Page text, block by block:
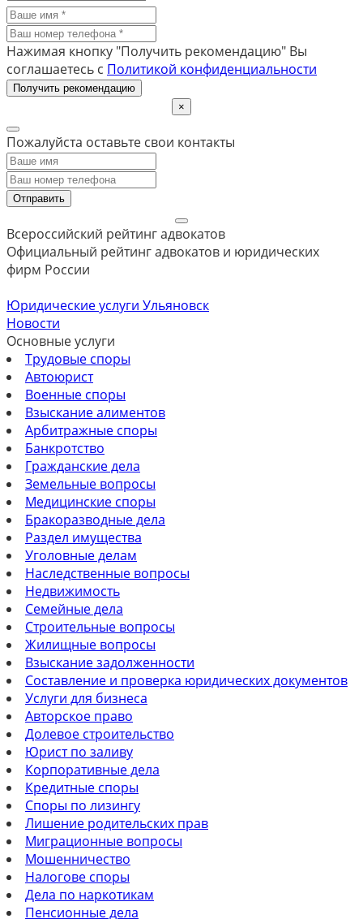
Нажимая кнопку "Получить рекомендацию" Вы
соглашаетесь с Политикой конфиденциальности
Получить рекомендацию
×
Пожалуйста оставьте свои контакты
Отправить
Всероссийский рейтинг адвокатов
Официальный рейтинг адвокатов и юридических
фирм России
Юридические услуги Ульяновск
Новости
Основные услуги
Трудовые споры
Автоюрист
Военные споры
Взыскание алиментов
Арбитражные споры
Банкротство
Гражданские дела
Земельные вопросы
Медицинские споры
Бракоразводные дела
Раздел имущества
Уголовные делам
Наследственные вопросы
Недвижимость
Семейные дела
Строительные вопросы
Жилищные вопросы
Взыскание задолженности
Составление и проверка юридических документов
Услуги для бизнеса
Авторское право
Долевое строительство
Юрист по заливу
Корпоративные дела
Кредитные споры
Споры по лизингу
Лишение родительских прав
Миграционные вопросы
Мошенничество
Налогове споры
Дела по наркотикам
Пенсионные дела